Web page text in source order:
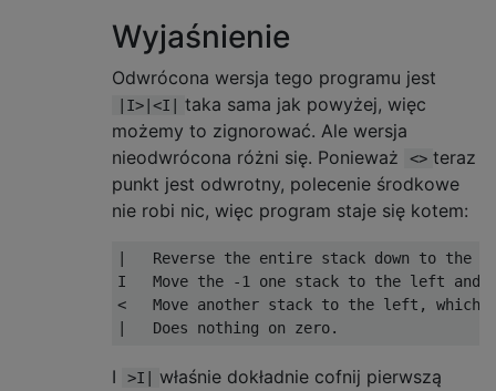
Wyjaśnienie
Odwrócona wersja tego programu jest
|I>|<I|
taka sama jak powyżej, więc
możemy to zignorować. Ale wersja
nieodwrócona różni się. Ponieważ
<> teraz
punkt jest odwrotny, polecenie środkowe
nie robi nic, więc program staje się kotem:
|   Reverse the entire stack down to the
I   Move the -1 one stack to the left
<   Move another stack to the left, which
I >I|
właśnie dokładnie cofnij pierwszą